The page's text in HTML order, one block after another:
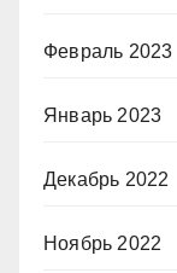
Февраль 2023
Январь 2023
Декабрь 2022
Ноябрь 2022